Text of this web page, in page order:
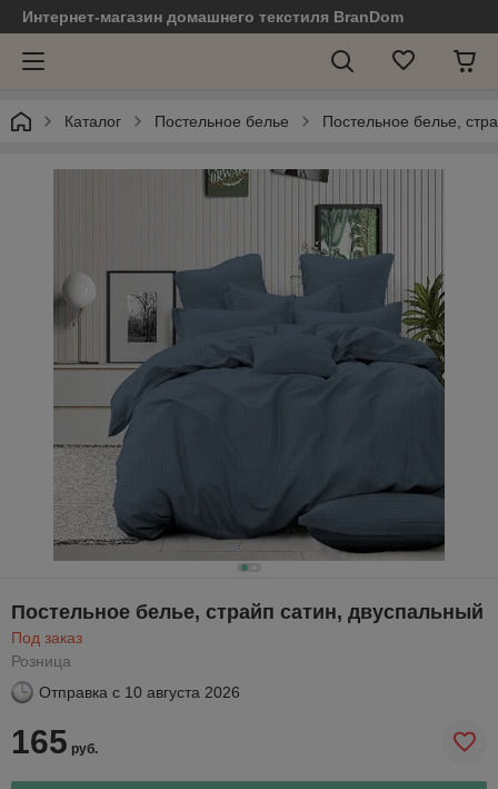
Интернет-магазин домашнего текстиля BranDom
Каталог Постельное белье Постельное белье,
Постельное белье, страйп сатин, двуспальный
Под заказ
Розница
Отправка с 10 августа 2026
165 руб.